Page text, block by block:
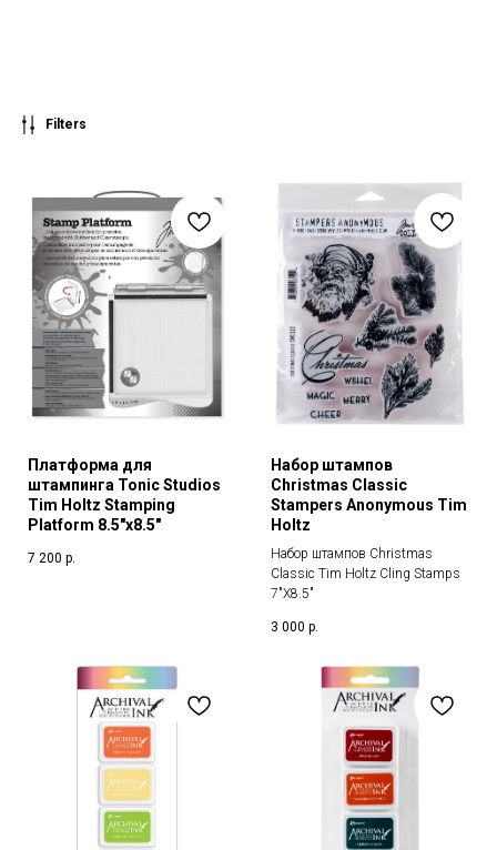
Filters
Платформа для
штампинга Tonic Studios
Tim Holtz Stamping
Platform 8.5"x8.5"
7 200 р.
Набор штампов
Christmas Classic
Stampers Anonymous Tim
Holtz
Набор штампов Christmas
Classic Tim Holtz Cling Stamps
7"X8.5"
3 000 р.